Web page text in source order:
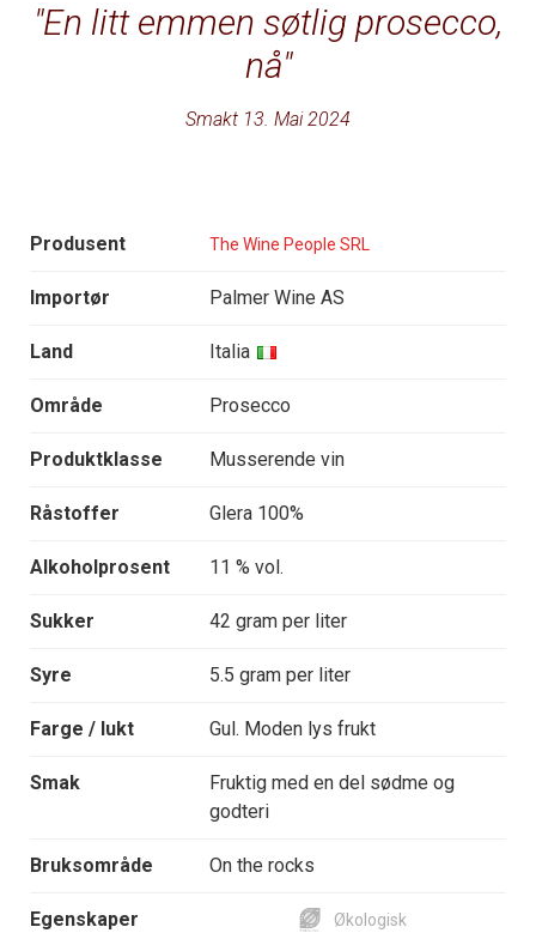
En litt emmen søtlig prosecco,
nå
Smakt 13. Mai 2024
Produsent The Wine People SRL
Importør Palmer Wine AS
Land Italia
Område Prosecco
Produktklasse Musserende vin
Råstoffer Glera 100%
Alkoholprosent 11 % vol.
Sukker 42 gram per liter
Syre 5.5 gram per liter
Farge / lukt Gul. Moden lys frukt
Smak
Fruktig med en del sødme og
godteri
Bruksområde On the rocks
Egenskaper Økologisk